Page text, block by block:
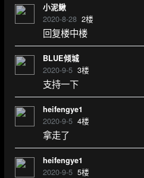
小泥鳅
2020-8-28 2楼
回复楼中楼
BLUE倾城
2020-9-5 3楼
支持一下
heifengye1
2020-9-5 4楼
拿走了
heifengye1
2020-9-5 5楼